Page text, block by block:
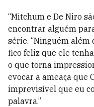
“Mitchum e De Niro
encontrar alguém
série. “Ninguém além
fico feliz que ele
o que torna
evocar a ameaça que
imprevisível que eu
palavra.”